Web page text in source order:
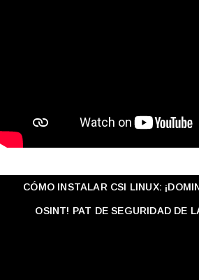
CÓMO INSTALAR CSI LINUX:
OSINT! PAT DE SEGURIDAD DE